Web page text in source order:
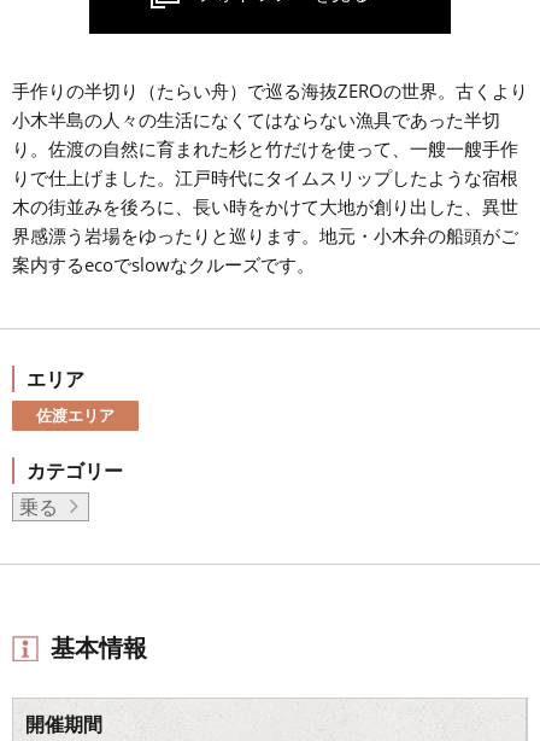
手作りの半切り（たらい舟）で巡る海抜ZEROの世界。古くより
小木半島の人々の生活になくてはならない漁具であった半切
り。佐渡の自然に育まれた杉と竹だけを使って、一艘一艘手作
りで仕上げました。江戸時代にタイムスリップしたような宿根
木の街並みを後ろに、長い時をかけて大地が創り出した、異世
界感漂う岩場をゆったりと巡ります。地元・小木弁の船頭がご
案内するecoでslowなクルーズです。
エリア
佐渡エリア
カテゴリー
乗る
基本情報
開催期間